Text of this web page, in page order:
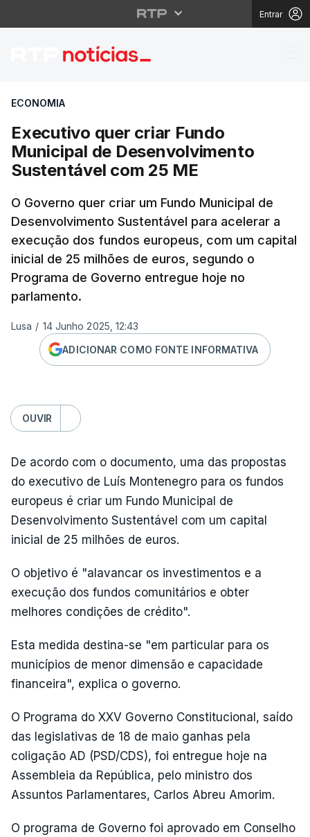
Entrar
Executivo quer criar
ECONOMIA
Executivo quer criar Fundo
Municipal de Desenvolvimento
Sustentável com 25 ME
O Governo quer criar um Fundo Municipal de
Desenvolvimento Sustentável para acelerar a
execução dos fundos europeus, com um capital
inicial de 25 milhões de euros, segundo o
Programa de Governo entregue hoje no
parlamento.
Lusa / 14 Junho 2025, 12:43
ADICIONAR COMO FONTE INFORMATIVA
OUVIR
De acordo com o documento, uma das propostas
do executivo de Luís Montenegro para os fundos
europeus é criar um Fundo Municipal de
Desenvolvimento Sustentável com um capital
inicial de 25 milhões de euros.
O objetivo é "alavancar os investimentos e a
execução dos fundos comunitários e obter
melhores condições de crédito".
Esta medida destina-se "em particular para os
municípios de menor dimensão e capacidade
financeira", explica o governo.
O Programa do XXV Governo Constitucional, saído
das legislativas de 18 de maio ganhas pela
coligação AD (PSD/CDS), foi entregue hoje na
Assembleia da República, pelo ministro dos
Assuntos Parlamentares, Carlos Abreu Amorim.
O programa de Governo foi aprovado em Conselho